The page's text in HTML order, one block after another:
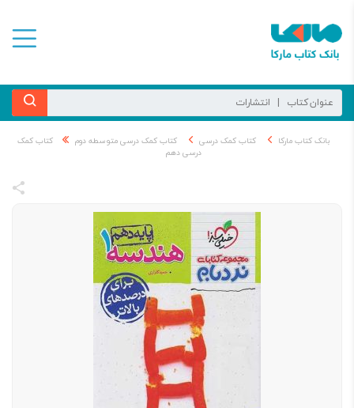
بانک کتاب مارکا کتاب کمک درسی کتاب کمک درسی متوسطه دوم
کتاب کمک
درسی دهم